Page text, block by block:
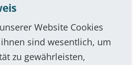
sind nur einen Anruf
Website Cookies
sind wesentlich, um
zu gewährleisten,